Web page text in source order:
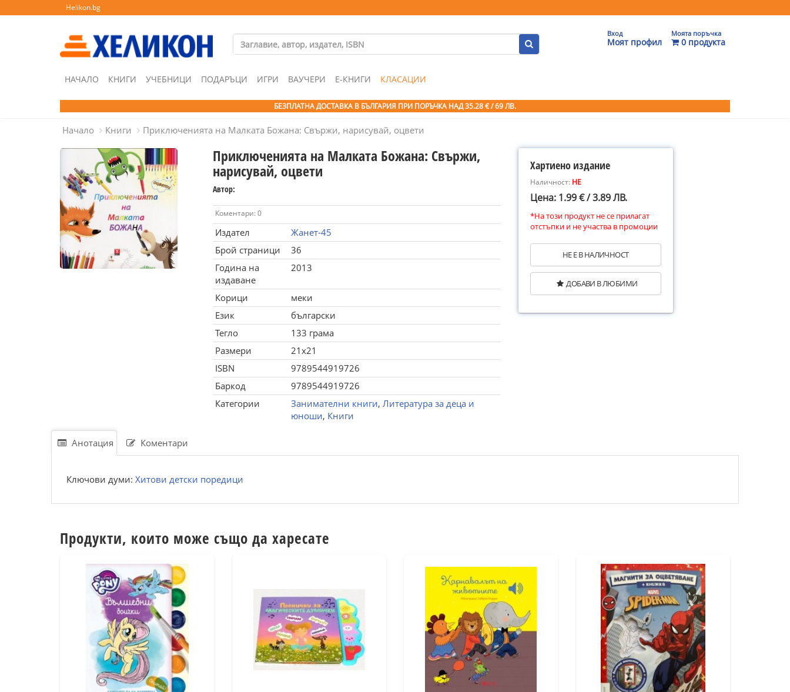
Helikon.bg
Вход
Моят профил
Моята поръчка
0 продукта
НАЧАЛО КНИГИ УЧЕБНИЦИ ПОДАРЪЦИ ИГРИ ВАУЧЕРИ Е-КНИГИ КЛАСАЦИИ
БЕЗПЛАТНА ДОСТАВКА В БЪЛГАРИЯ ПРИ ПОРЪЧКА НАД 35.28 € / 69 ЛВ.
Начало Книги Приключенията на Малката Божана: Свържи, нарисувай, оцвети
Приключенията на Малката Божана: Свържи,
нарисувай, оцвети
Автор:
Коментари: 0
Издател
Жанет-45
Брой страници
36
Година на
издаване
2013
Корици
меки
Език
български
Тегло
133 грама
Размери
21x21
ISBN
9789544919726
Баркод
9789544919726
Категории
Занимателни книги, Литература за деца и
юноши, Книги
Хартиено издание
Наличност: НЕ
Цена: 1.99 € / 3.89 ЛВ.
*На този продукт не се прилагат
отстъпки и не участва в промоции
НЕ Е В НАЛИЧНОСТ
ДОБАВИ В ЛЮБИМИ
Анотация Коментари
Ключови думи: Хитови детски поредици
Продукти, които може също да харесате